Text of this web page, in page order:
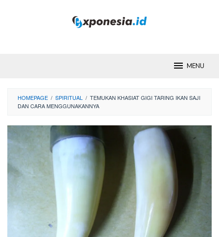
MENU
HOMEPAGE / SPIRITUAL / TEMUKAN KHASIAT GIGI TARING IKAN SAJI
DAN CARA MENGGUNAKANNYA